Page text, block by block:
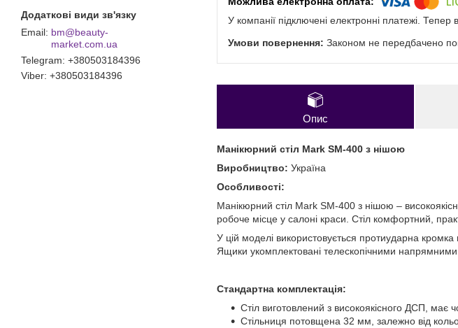
bm@beauty-
market.com.ua
Telegram +380503184396
Viber +380503184396
У компанії підключені електронні платежі.
Законом не передбачено
Опис
Манікюрний стіл Mark SM-400 з нішою
Виробництво: Україна
Особливості:
Манікюрний стіл Mark SM-400 з нішою –
робоче місце у салоні краси. Стіл комфортний,
У цій моделі використовується протиударна кромка
Ящики укомплектовані телескопічними напрямними
Стандартна комплектація:
Стіл виготовлений з високоякісного ДСП, має
Стільниця потовщена 32 мм, залежно від